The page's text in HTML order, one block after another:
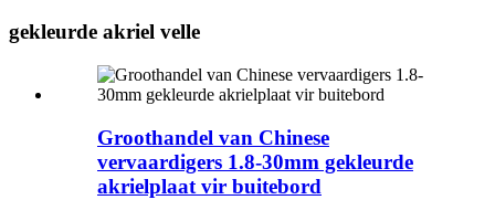
gekleurde akriel velle
Groothandel van Chinese
vervaardigers 1.8-30mm gekleurde
akrielplaat vir buitebord